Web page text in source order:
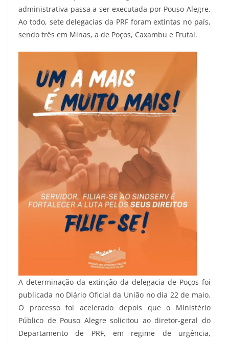
administrativa passa a ser executada por Pouso Alegre.
Ao todo, sete delegacias da PRF foram extintas no país,
sendo três em Minas, a de Poços, Caxambu e Frutal.
A determinação da extinção da delegacia de Poços foi
publicada no Diário Oficial da União no dia 22 de maio.
O processo foi acelerado depois que o Ministério
Público de Pouso Alegre solicitou ao diretor-geral do
Departamento de PRF, em regime de urgência,